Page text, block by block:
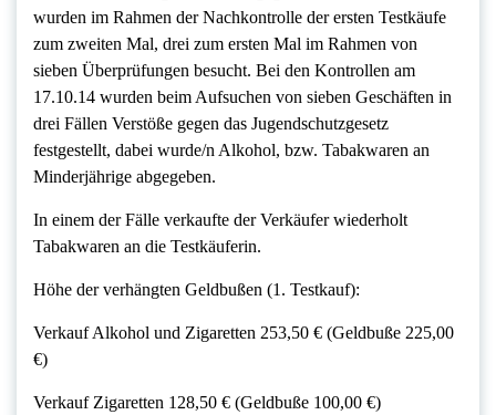
wurden im Rahmen der Nachkontrolle der ersten Testkäufe
zum zweiten Mal, drei zum ersten Mal im Rahmen von
sieben Überprüfungen besucht. Bei den Kontrollen am
17.10.14 wurden beim Aufsuchen von sieben Geschäften in
drei Fällen Verstöße gegen das Jugendschutzgesetz
festgestellt, dabei wurde/n Alkohol, bzw. Tabakwaren an
Minderjährige abgegeben.
In einem der Fälle verkaufte der Verkäufer wiederholt
Tabakwaren an die Testkäuferin.
Höhe der verhängten Geldbußen (1. Testkauf):
Verkauf Alkohol und Zigaretten 253,50 € (Geldbuße 225,00
€)
Verkauf Zigaretten 128,50 € (Geldbuße 100,00 €)